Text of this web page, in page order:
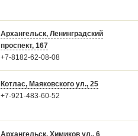
Архангельск, Ленинградский
проспект, 167
+7-8182-62-08-08
Котлас, Маяковского ул., 25
+7-921-483-60-52
Архангельск, Химиков ул., 6